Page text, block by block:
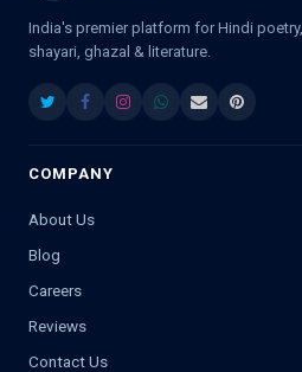
India's premier platform for Hindi poetry,
shayari, ghazal & literature.
COMPANY
About Us
Blog
Careers
Reviews
Contact Us